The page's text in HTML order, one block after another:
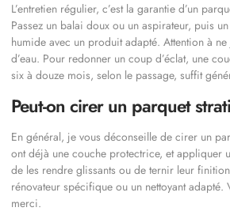
L’entretien régulier, c’est la garantie d’un
Passez un balai doux ou un aspirateur, puis
humide avec un produit adapté. Attention à
d’eau. Pour redonner un coup d’éclat, une
six à douze mois, selon le passage, suffit
Peut-on cirer un parquet
En général, je vous déconseille de cirer un
ont déjà une couche protectrice, et appliquer
de les rendre glissants ou de ternir leur
rénovateur spécifique ou un nettoyant adapté.
merci.